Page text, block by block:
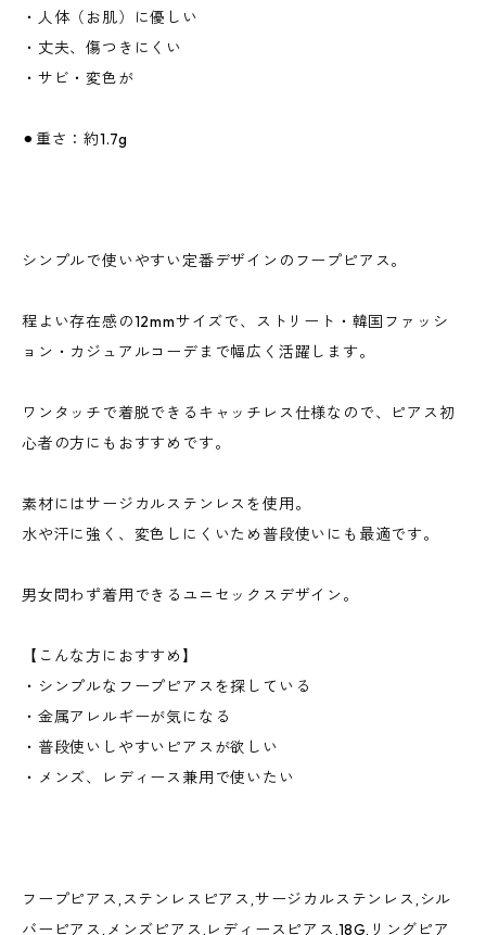
・人体（お肌）に優しい
・丈夫、傷つきにくい
・サビ・変色が
⚫︎重さ：約1.7g
シンプルで使いやすい定番デザインのフープピアス。
程よい存在感の12mmサイズで、ストリート・韓国ファッシ
ョン・カジュアルコーデまで幅広く活躍します。
ワンタッチで着脱できるキャッチレス仕様なので、ピアス初
心者の方にもおすすめです。
素材にはサージカルステンレスを使用。
水や汗に強く、変色しにくいため普段使いにも最適です。
男女問わず着用できるユニセックスデザイン。
【こんな方におすすめ】
・シンプルなフープピアスを探している
・金属アレルギーが気になる
・普段使いしやすいピアスが欲しい
・メンズ、レディース兼用で使いたい
フープピアス,ステンレスピアス,サージカルステンレス,シル
バーピアス,メンズピアス,レディースピアス,18G,リングピア